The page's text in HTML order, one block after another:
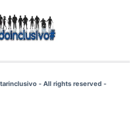
- All rights reserved -